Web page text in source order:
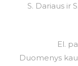
S. Dariaus ir
El.
Duomenys